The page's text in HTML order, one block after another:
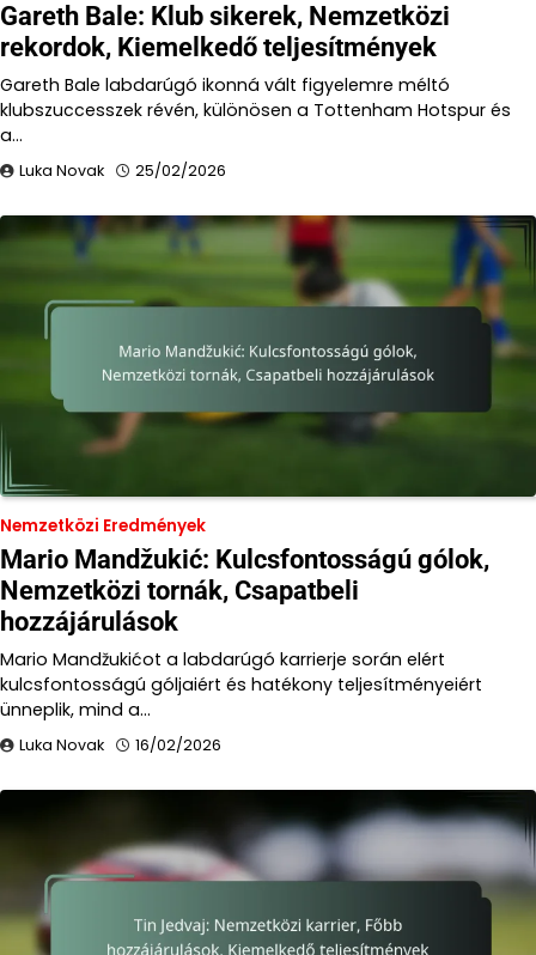
Gareth Bale: Klub sikerek, Nemzetközi
rekordok, Kiemelkedő teljesítmények
Gareth Bale labdarúgó ikonná vált figyelemre méltó
klubszuccesszek révén, különösen a Tottenham Hotspur és
a…
Luka Novak 25/02/2026
Nemzetközi Eredmények
Mario Mandžukić: Kulcsfontosságú gólok,
Nemzetközi tornák, Csapatbeli
hozzájárulások
Mario Mandžukićot a labdarúgó karrierje során elért
kulcsfontosságú góljaiért és hatékony teljesítményeiért
ünneplik, mind a…
Luka Novak 16/02/2026